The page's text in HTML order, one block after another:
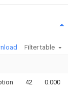
Filter table
42 0.000